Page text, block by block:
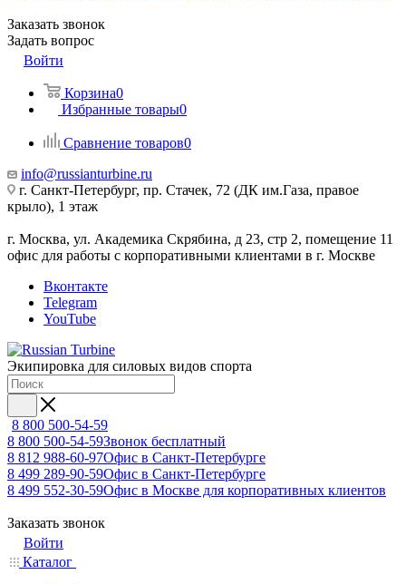
Заказать звонок
Задать вопрос
Войти
Корзина0
Избранные товары0
Сравнение товаров0
info@russianturbine.ru
г. Санкт-Петербург, пр. Стачек, 72 (ДК им.Газа, правое
крыло), 1 этаж
г. Москва, ул. Академика Скрябина, д 23, стр 2, помещение 11
офис для работы с корпоративными клиентами в г. Москве
Вконтакте
Telegram
YouTube
Экипировка для силовых видов спорта
8 800 500-54-59
8 800 500-54-59Звонок бесплатный
8 812 988-60-97Офис в Санкт-Петербурге
8 499 289-90-59Офис в Санкт-Петербурге
8 499 552-30-59Офис в Москве для корпоративных клиентов
Заказать звонок
Войти
Каталог